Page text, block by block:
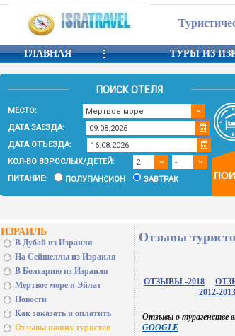
ГЛАВНАЯ ТУРЫ ИЗ
ПОИСК ОТЕЛЯ
МЕСТО:
ДАТА ЗАЕЗДА:
ДАТА ОТЪЕЗДА:
КОЛ-ВО ВЗРОСЛЫХ/ДЕТЕЙ:
ПИТАНИЕ:
ПОЛУПАНСИОН ЗАВТРАК
ИЗРАИЛЬ
В Дубай из Израиля
На Сейшеллы из Израиля
В Болгарию из Израиля
Мертвое море и Эйлат
Новости
Как заказать и оплатить
Отзывы наших туристов
Отзывы
ОТЗЫВЫ -2018
2012-2013
Отзывы о
GOOGLE